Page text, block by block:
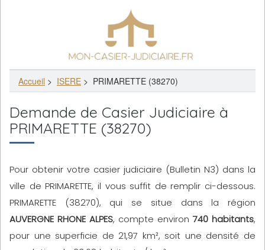
Accueil > ISERE > PRIMARETTE (38270)
Demande de Casier Judiciaire à
PRIMARETTE (38270)
Pour obtenir votre casier judiciaire (Bulletin N3) dans la
ville de PRIMARETTE, il vous suffit de remplir ci-dessous.
PRIMARETTE (38270), qui se situe dans la région
AUVERGNE RHONE ALPES, compte environ 740 habitants,
pour une superficie de 21,97 km², soit une densité de